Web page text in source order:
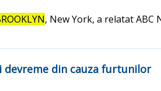
, New York, a relatat ABC
din cauza furtunilor